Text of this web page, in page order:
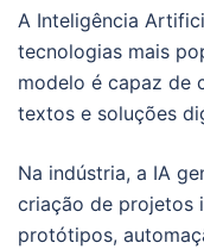
A Inteligência
tecnologias mais
modelo é capaz de
textos e soluções
Na indústria, a IA
criação de projetos
protótipos,